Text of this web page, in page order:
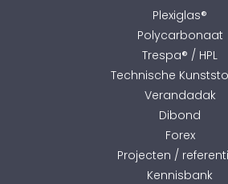
Plexiglas®
Polycarbonaat
Trespa® / HPL
Technische
Verandadak
Dibond
Forex
Projecten /
Kennisbank